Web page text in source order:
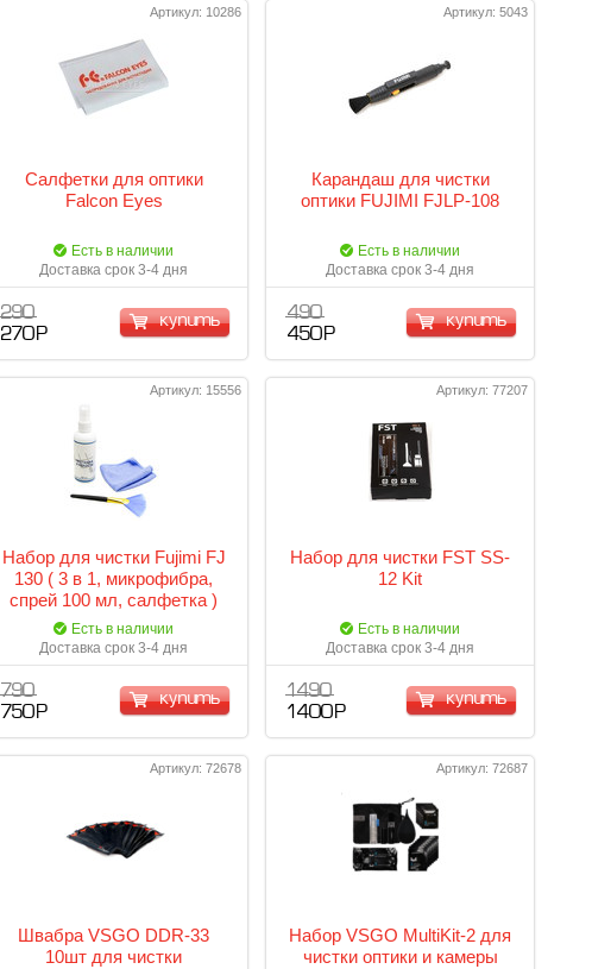
Артикул: 10286
Салфетки для оптики
Falcon Eyes
Есть в наличии
Доставка срок 3-4 дня
290
270 Р
купить
Артикул: 5043
Карандаш для чистки
оптики FUJIMI FJLP-108
Есть в наличии
Доставка срок 3-4 дня
490
450 Р
купить
Артикул: 15556
Набор для чистки Fujimi FJ
130 ( 3 в 1, микрофибра,
спрей 100 мл, салфетка )
Есть в наличии
Доставка срок 3-4 дня
790
750 Р
купить
Артикул: 77207
Набор для чистки FST SS-
12 Kit
Есть в наличии
Доставка срок 3-4 дня
1 490
1 400 Р
купить
Артикул: 72678
Швабра VSGO DDR-33
10шт для чистки
Артикул: 72687
Набор VSGO MultiKit-2 для
чистки оптики и камеры